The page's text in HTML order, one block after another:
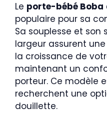
Le porte-bébé Boba
populaire pour sa
Sa souplesse et
largeur assurent
la croissance de
maintenant un
porteur. Ce modèle
recherchent une
douillette.